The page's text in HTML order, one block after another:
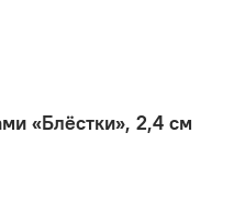
«Блёстки», 2,4 см